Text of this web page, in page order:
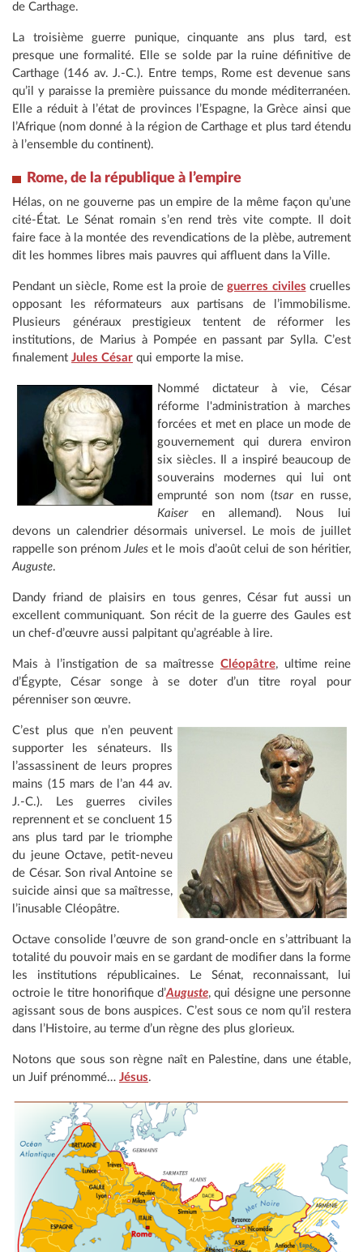
de Carthage.
La troisième guerre punique, cinquante ans plus tard, est
presque une formalité. Elle se solde par la ruine définitive de
Carthage (146 av. J.-C.). Entre temps, Rome est devenue sans
qu’il y paraisse la première puissance du monde méditerranéen.
Elle a réduit à l’état de provinces l’Espagne, la Grèce ainsi que
l’Afrique (nom donné à la région de Carthage et plus tard étendu
à l’ensemble du continent).
Rome, de la république à l’empire
Hélas, on ne gouverne pas un empire de la même façon qu’une
cité-État. Le Sénat romain s’en rend très vite compte. Il doit
faire face à la montée des revendications de la plèbe, autrement
dit les hommes libres mais pauvres qui affluent dans la Ville.
Pendant un siècle, Rome est la proie de guerres civiles cruelles
opposant les réformateurs aux partisans de l’immobilisme.
Plusieurs généraux prestigieux tentent de réformer les
institutions, de Marius à Pompée en passant par Sylla. C’est
finalement Jules César qui emporte la mise.
Nommé dictateur à vie, César
réforme l'administration à marches
forcées et met en place un mode de
gouvernement qui durera environ
six siècles. Il a inspiré beaucoup de
souverains modernes qui lui ont
emprunté son nom (tsar en russe,
Kaiseren allemand). Nous lui
devons un calendrier désormais universel. Le mois de juillet
rappelle son prénomJuleset le mois d’août celui de son héritier,
Auguste.
Dandy friand de plaisirs en tous genres, César fut aussi un
excellent communiquant. Son récit de la guerre des Gaules est
un chef-d’œuvre aussi palpitant qu’agréable à lire.
Mais à l’instigation de sa maîtresse Cléopâtre, ultime reine
d’Égypte, César songe à se doter d’un titre royal pour
pérenniser son œuvre.
C’est plus que n’en peuvent
supporter les sénateurs. Ils
l’assassinent de leurs propres
mains (15 mars de l’an 44 av.
J.-C.). Les guerres civiles
reprennent et se concluent 15
ans plus tard par le triomphe
du jeune Octave, petit-neveu
de César. Son rival Antoine se
suicide ainsi que sa maîtresse,
l’inusable Cléopâtre.
Octave consolide l’œuvre de son grand-oncle en s’attribuant la
totalité du pouvoir mais en se gardant de modifier dans la forme
les institutions républicaines. Le Sénat, reconnaissant, lui
octroie le titre honorifique d’Auguste, qui désigne une personne
agissant sous de bons auspices. C’est sous ce nom qu’il restera
dans l’Histoire, au terme d’un règne des plus glorieux.
Notons que sous son règne naît en Palestine, dans une étable,
un Juif prénommé… Jésus.